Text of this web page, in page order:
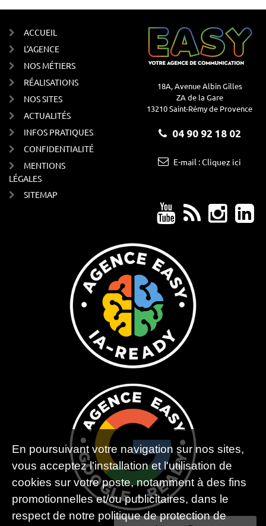
ACCUEIL
L'AGENCE
NOS MÉTIERS
RÉALISATIONS
NOS SITES
ACTUALITÉS
INFOS PRATIQUES
CONFIDENTIALITÉ
MENTIONS
LÉGALES
SITEMAP
18A, Avenue Albin Gilles
ZA de la Gare
13210 Saint-Rémy de Provence
04 90 92 18 02
E-mail : Cliquez ici
En poursuivant votre navigation sur nos sites,
vous acceptez l'installation et l'utilisation de
cookies sur votre poste, notamment à des fins
promotionnelles et/ou publicitaires, dans le
respect de notre politique de protection de